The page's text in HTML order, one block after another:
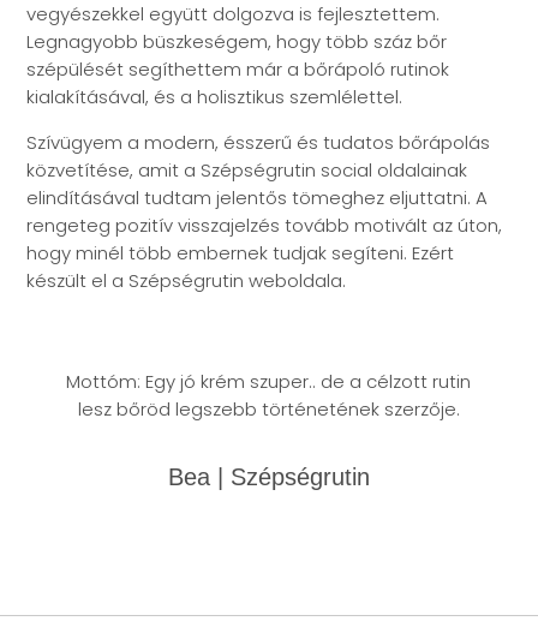
vegyészekkel együtt dolgozva is fejlesztettem.
Legnagyobb büszkeségem, hogy több száz bőr
szépülését segíthettem már a bőrápoló rutinok
kialakításával, és a holisztikus szemlélettel.
Szívügyem a modern, ésszerű és tudatos bőrápolás
közvetítése, amit a Szépségrutin social oldalainak
elindításával tudtam jelentős tömeghez eljuttatni. A
rengeteg pozitív visszajelzés tovább motivált az úton,
hogy minél több embernek tudjak segíteni. Ezért
készült el a Szépségrutin weboldala.
Mottóm: Egy jó krém szuper.. de a célzott rutin
lesz bőröd legszebb történetének szerzője.
Bea | Szépségrutin